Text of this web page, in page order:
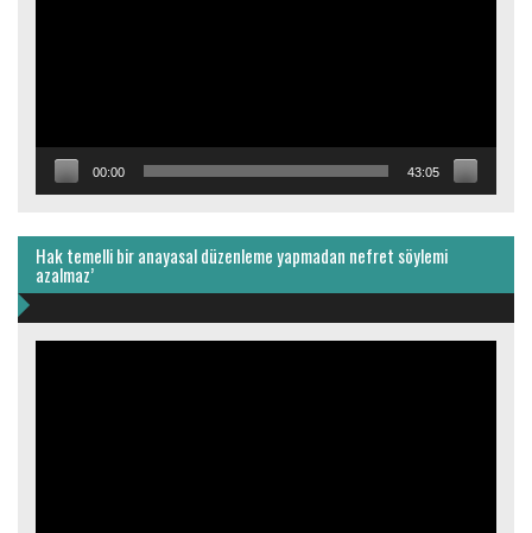
00:00 43:05
Hak temelli bir anayasal düzenleme yapmadan nefret söylemi
azalmaz’